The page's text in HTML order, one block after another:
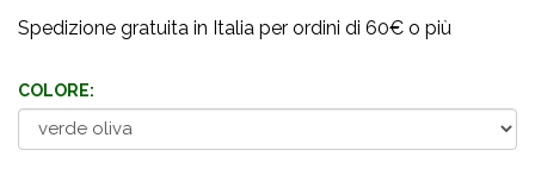
Spedizione gratuita in Italia per ordini di 60€ o più
COLORE: